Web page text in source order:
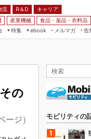
流 R＆D
キャリア
産業機械 食品・薬品・衣料品
特集
ebook
メルマガ
告
の
ージ） モビリティの